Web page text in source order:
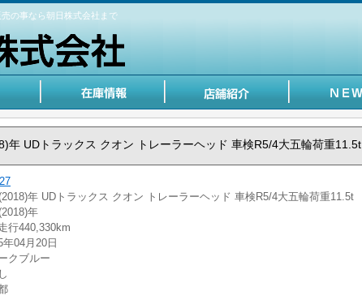
の事なら朝日株式会社まで
年 UDトラックス クオン トレーラーヘッド 車検R5/4大五輪荷重11.5t
年 UDトラックス クオン トレーラーヘッド 車検R5/4大五輪荷重11.5t
年
行440,330km
04月20日
クブルー